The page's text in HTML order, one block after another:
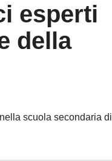
esperti
della
scuola secondaria di